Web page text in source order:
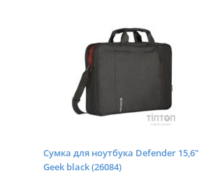
Сумка для ноутбука Defender 15,6"
Geek black (26084)